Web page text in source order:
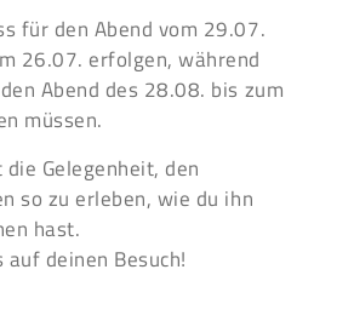
für den Abend vom 29.07.
26.07. erfolgen, während
Abend des 28.08. bis zum
müssen.
Gelegenheit, den
so zu erleben, wie du ihn
hast.
deinen Besuch!